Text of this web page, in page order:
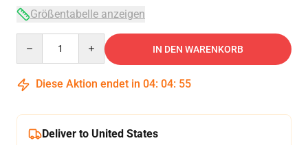
Größentabelle anzeigen
IN DEN WARENKORB
Diese Aktion endet in 04: 04: 54
Deliver to United States